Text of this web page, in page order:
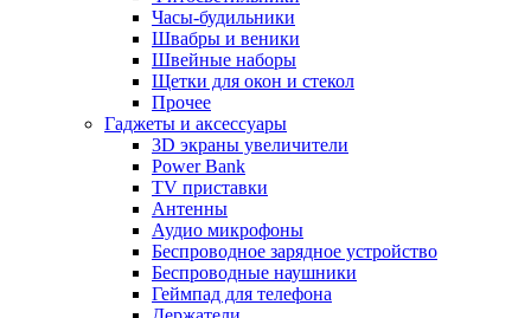
Часы-будильники
Швабры и веники
Швейные наборы
Щетки для окон и стекол
Прочее
Гаджеты и аксессуары
3D экраны увеличители
Power Bank
TV приставки
Антенны
Аудио микрофоны
Беспроводное зарядное устройство
Беспроводные наушники
Геймпад для телефона